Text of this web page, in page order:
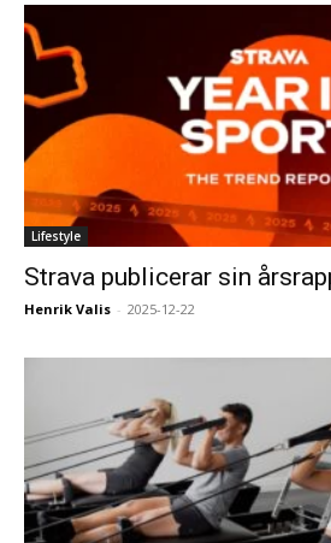
Lifestyle
Strava publicerar sin
Henrik Valis - 2025-12-22